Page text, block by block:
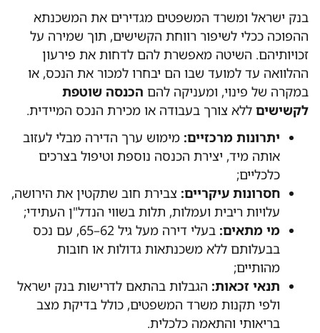
בנק ישראל ומשרד המשפטים מגדירים את המשכנתא
ההפוכה ככלי לשיפור רווחת הקשישים, תוך שמירה על
זכויותיהם. השיטה מאפשרת להם לדחות את פירעון
ההלוואה עד למועד שבו הם יבחרו למכור את הנכס, או
במקרה של פינוי, ומעניקה להם הכנסה שוטפת
לקשישים ללא צורך בעבודה או מכירת הנכס המיידית.
יתרונות מרכזיים: מימוש ערך הדירה מבלי לעזוב
אותה מיד, יצירת הכנסה נוספת וטיפול בצרכים
כלכליים;
חסרונות עיקריים: צבירת חוב שתקטין את הירושה,
עלויות ריבית ועמלות, תלות בשווי הנדל"ן העתידי;
מי מתאים:
בעלי דירה מעל גיל 62–65, עם נכס
בבעלותם ללא משכנתאות גדולות או חובות
מהותיים;
תנאי זכאות: הגבלות בהתאם לדרישות בנק ישראל
ולפי תקנות משרד המשפטים, כולל בדיקת מצב
בריאותי והתאמה כלכלית.